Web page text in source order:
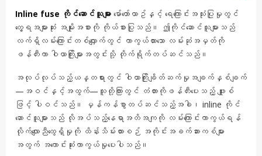
Inline fuse ကိုင်ဆောင်သူများ မော်တော်ယာဥ်နှင့် ရေကြောင်းအသုံးပြုမှုတွင်
တွေ့ရအများဆုံး အမျိုးအစားကို ကိုယ်စားပြုသည်။ ဤကိုင်ဆောင်သူများသည်
လက်ရှိလမ်းကြောင်းတစ်လျှောက်တွင် ကာကွယ်ထားသော လမ်းဆုံအမှတ်ကို
ဖန်တီးကာ ဝါယာကြိုးများအတွင်းသို့ တိုက်ရိုက်တပ်ဆင်သည်။
အလုပ်လုပ်သည့်ယန္တရားတွင် ဝါယာကြိုးချိတ်ဆက်မှုအချက်နှစ်ချက်
—အဝင်နှင့်အထွက်—သူတို့ကြားတွင် တံတားကိုဖန်တီးပေးသည့် ဖျူးစ်
ဖြင့် ပါဝင်သည်။ မှန်ကန်စွာတပ်ဆင်သည့်အခါ၊ inline ကိုင်
ဆောင်သူများသည် လိုအပ်သည့်နေရာအတိအကျကို လမ်းကြောင်းကာကွယ်ရန်
လိုက်လျောညီထွေရှိမှုကို ထိန်းသိမ်းထားစဉ် အကိုင်းအခက်ဆားကစ်များ
အတွက် အကောင်းဆုံးကာကွယ်မှုပေးပါသည်။